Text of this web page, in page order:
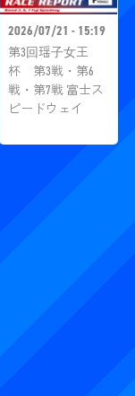
2026/07/21 - 15:19
第3回瑶⼦⼥王
杯 第3戦・第6
戦・第7戦 富士ス
ピードウェイ